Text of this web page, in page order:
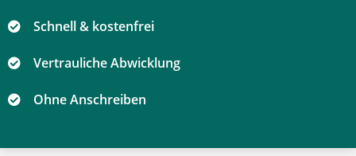
Schnell & kostenfrei
Vertrauliche Abwicklung
Ohne Anschreiben